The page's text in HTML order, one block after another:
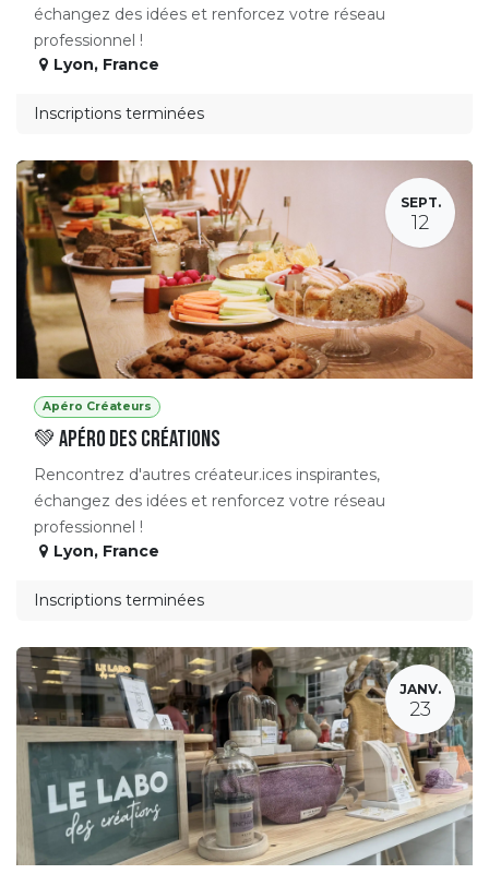
échangez des idées et renforcez votre réseau
professionnel !
Lyon, France
Inscriptions terminées
SEPT.
12
Apéro Créateurs
💚 APÉRO DES CRÉATIONS
Rencontrez d'autres créateur.ices inspirantes,
échangez des idées et renforcez votre réseau
professionnel !
Lyon, France
Inscriptions terminées
JANV.
23